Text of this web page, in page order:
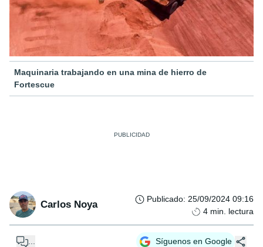
Maquinaria trabajando en una mina de hierro de
Fortescue
Carlos Noya Publicado: 25/09/2024 09:16
4 min. lectura
... Síguenos en Google